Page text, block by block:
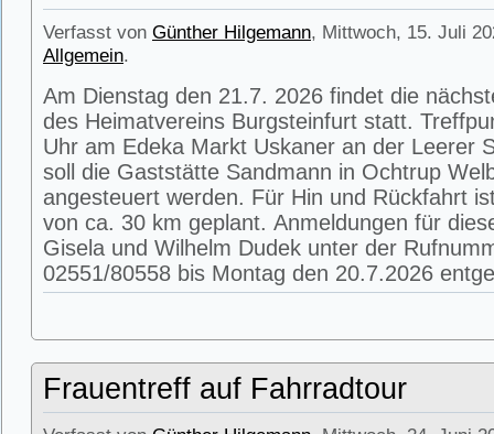
Verfasst von Günther Hilgemann, Mittwoch, 15. Juli
Allgemein.
Am Dienstag den 21.7. 2026 findet die
des Heimatvereins Burgsteinfurt statt.
Uhr am Edeka Markt Uskaner an der Leerer
soll die Gaststätte Sandmann in Ochtrup
angesteuert werden. Für Hin und Rückfahrt
von ca. 30 km geplant. Anmeldungen für
Gisela und Wilhelm Dudek unter der
02551/80558 bis Montag den 20.7.2026
Frauentreff auf Fahrradtour